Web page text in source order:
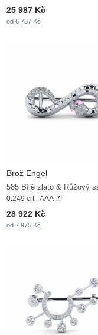
25 987 Kč
od 6 737 Kč
Brož Engel
0.249 crt - AAA
28 922 Kč
od 7 975 Kč